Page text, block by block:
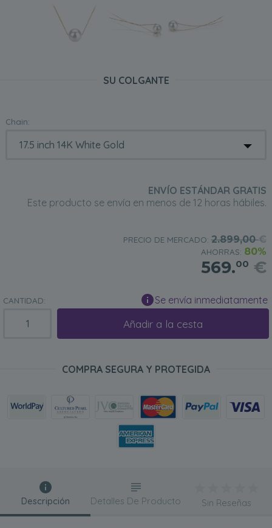
SU COLGANTE
Chain:
ENVÍO ESTÁNDAR GRATIS
Este producto se envía en menos de 12 horas hábiles.
PRECIO DE MERCADO: 2.899,00€
AHORRAS: 80%
569.00 €
CANTIDAD: Se envía inmediatamente
Añadir a la cesta
COMPRA SEGURA Y PROTEGIDA
Descripción Detalles De Producto Sin Reseñas